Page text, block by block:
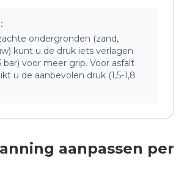
ondergronden (zand,
kunt u de druk iets verlagen
bar) voor meer grip. Voor asfalt
u de aanbevolen druk (1,5-1,8
aanpassen per